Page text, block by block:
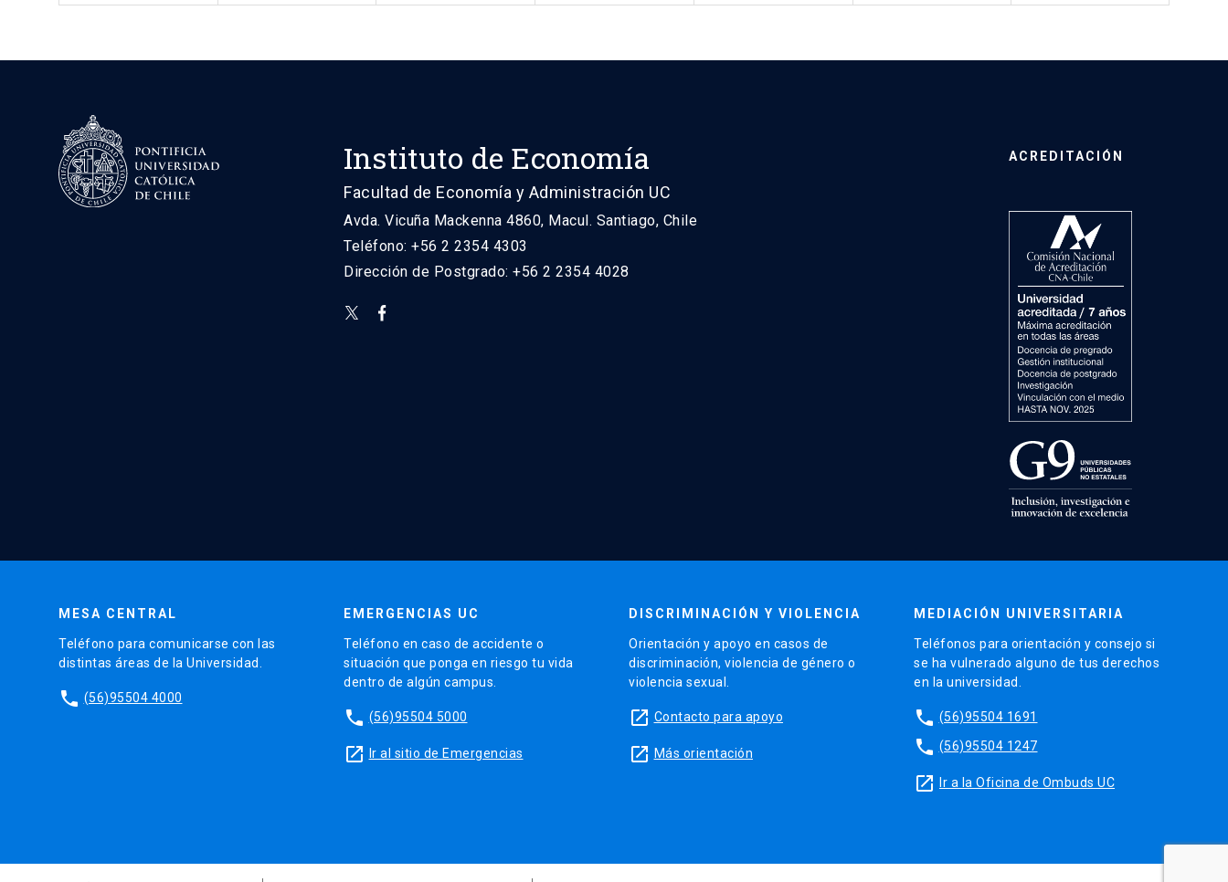
Instituto de Economía
Facultad de Economía y Administración UC
Avda. Vicuña Mackenna 4860, Macul. Santiago, Chile
Teléfono: +56 2 2354 4303
Dirección de Postgrado: +56 2 2354 4028
ACREDITACIÓN
MESA CENTRAL
Teléfono para comunicarse con las
distintas áreas de la Universidad.
phone (56)95504 4000
EMERGENCIAS UC
Teléfono en caso de accidente o
situación que ponga en riesgo tu vida
dentro de algún campus.
phone (56)95504 5000
launch Ir al sitio de Emergencias
DISCRIMINACIÓN Y VIOLENCIA
Orientación y apoyo en casos de
discriminación, violencia de género o
violencia sexual.
launch Contacto para apoyo
launch Más orientación
MEDIACIÓN UNIVERSITARIA
Teléfonos para orientación y consejo si
se ha vulnerado alguno de tus derechos
en la universidad.
phone (56)95504 1691
phone (56)95504 1247
launch Ir a la Oficina de Ombuds UC